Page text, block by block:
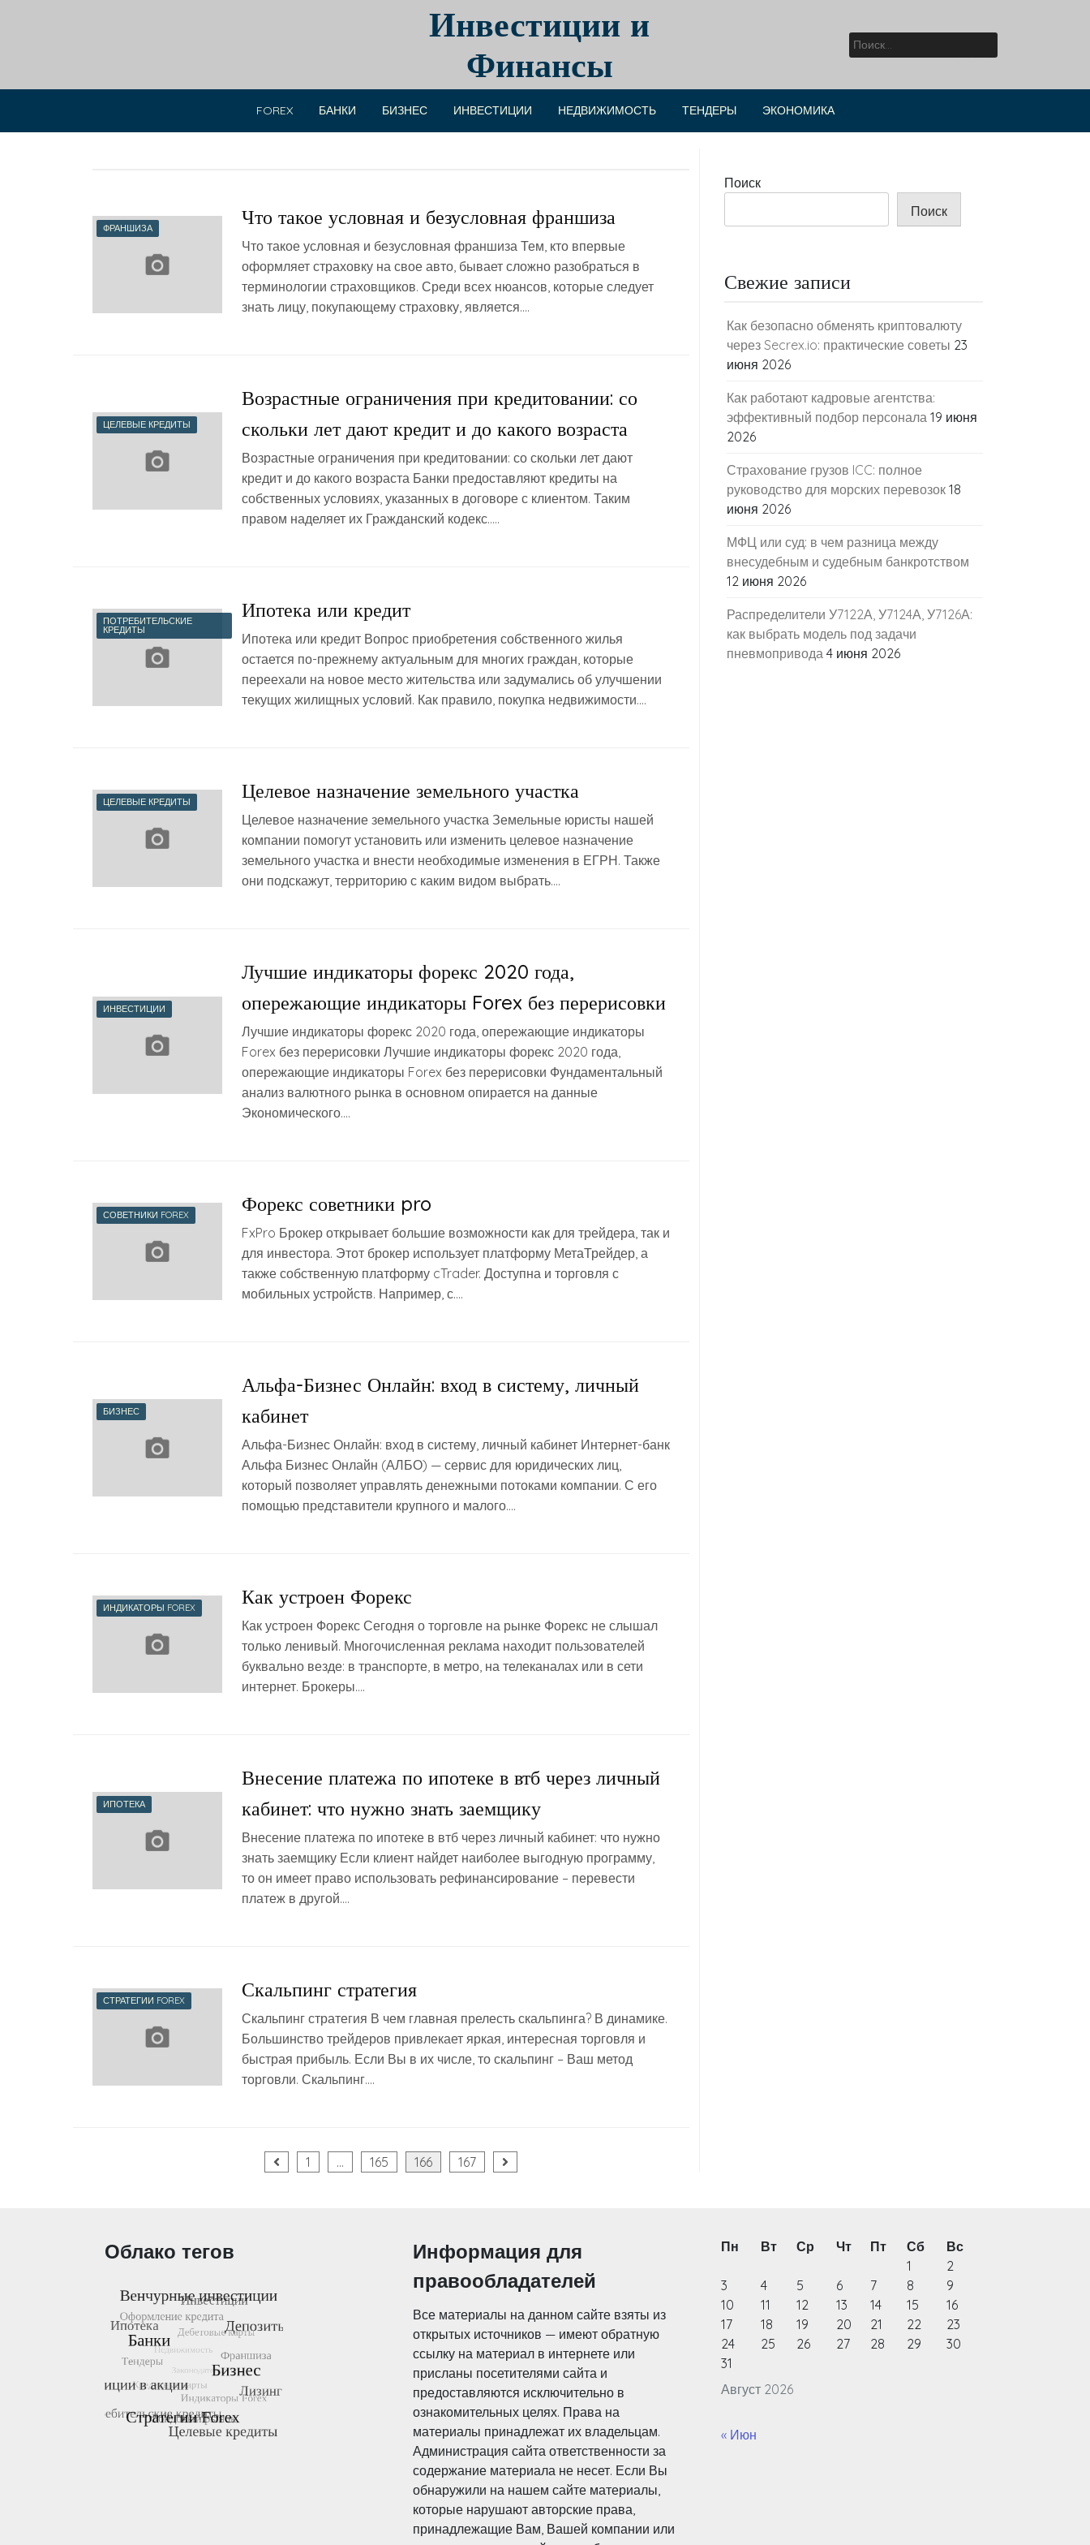
Инвестиции и
Финансы
Найти:
FOREX БАНКИ БИЗНЕС ИНВЕСТИЦИИ НЕДВИЖИМОСТЬ ТЕНДЕРЫ ЭКОНОМИКА
ФРАНШИЗА Что такое условная и безусловная франшиза
Что такое условная и безусловная франшиза Тем, кто впервые
оформляет страховку на свое авто, бывает сложно разобраться в
терминологии страховщиков. Среди всех нюансов, которые следует
знать лицу, покупающему страховку, является….
ЦЕЛЕВЫЕ КРЕДИТЫ
Возрастные ограничения при кредитовании: со
скольки лет дают кредит и до какого возраста
Возрастные ограничения при кредитовании: со скольки лет дают
кредит и до какого возраста Банки предоставляют кредиты на
собственных условиях, указанных в договоре с клиентом. Таким
правом наделяет их Гражданский кодекс…..
ПОТРЕБИТЕЛЬСКИЕ
КРЕДИТЫ
Ипотека или кредит
Ипотека или кредит Вопрос приобретения собственного жилья
остается по-прежнему актуальным для многих граждан, которые
переехали на новое место жительства или задумались об улучшении
текущих жилищных условий. Как правило, покупка недвижимости….
ЦЕЛЕВЫЕ КРЕДИТЫ Целевое назначение земельного участка
Целевое назначение земельного участка Земельные юристы нашей
компании помогут установить или изменить целевое назначение
земельного участка и внести необходимые изменения в ЕГРН. Также
они подскажут, территорию с каким видом выбрать….
ИНВЕСТИЦИИ
Лучшие индикаторы форекс 2020 года,
опережающие индикаторы Forex без перерисовки
Лучшие индикаторы форекс 2020 года, опережающие индикаторы
Forex без перерисовки Лучшие индикаторы форекс 2020 года,
опережающие индикаторы Forex без перерисовки Фундаментальный
анализ валютного рынка в основном опирается на данные
Экономического….
СОВЕТНИКИ FOREX Форекс советники pro
FxPro Брокер открывает большие возможности как для трейдера, так и
для инвестора. Этот брокер использует платформу МетаТрейдер, а
также собственную платформу cTrader. Доступна и торговля с
мобильных устройств. Например, с….
БИЗНЕС
Альфа-Бизнес Онлайн: вход в систему, личный
кабинет
Альфа-Бизнес Онлайн: вход в систему, личный кабинет Интернет-банк
Альфа Бизнес Онлайн (АЛБО) — сервис для юридических лиц,
который позволяет управлять денежными потоками компании. С его
помощью представители крупного и малого….
ИНДИКАТОРЫ FOREX Как устроен Форекс
Как устроен Форекс Сегодня о торговле на рынке Форекс не слышал
только ленивый. Многочисленная реклама находит пользователей
буквально везде: в транспорте, в метро, на телеканалах или в сети
интернет. Брокеры….
ИПОТЕКА
Внесение платежа по ипотеке в втб через личный
кабинет: что нужно знать заемщику
Внесение платежа по ипотеке в втб через личный кабинет: что нужно
знать заемщику Если клиент найдет наиболее выгодную программу,
то он имеет право использовать рефинансирование – перевести
платеж в другой….
СТРАТЕГИИ FOREX Скальпинг стратегия
Скальпинг стратегия В чем главная прелесть скальпинга? В динамике.
Большинство трейдеров привлекает яркая, интересная торговля и
быстрая прибыль. Если Вы в их числе, то скальпинг – Ваш метод
торговли. Скальпинг….
1 … 165 166 167
Поиск
Поиск
Свежие записи
Как безопасно обменять криптовалюту
через Secrex.io: практические советы 23
июня 2026
Как работают кадровые агентства:
эффективный подбор персонала 19 июня
2026
Страхование грузов ICC: полное
руководство для морских перевозок 18
июня 2026
МФЦ или суд: в чем разница между
внесудебным и судебным банкротством
12 июня 2026
Распределители У7122А, У7124А, У7126А:
как выбрать модель под задачи
пневмопривода 4 июня 2026
Облако тегов
Информация для
правообладателей
Все материалы на данном сайте взяты из
открытых источников — имеют обратную
ссылку на материал в интернете или
присланы посетителями сайта и
предоставляются исключительно в
ознакомительных целях. Права на
материалы принадлежат их владельцам.
Администрация сайта ответственности за
содержание материала не несет. Если Вы
обнаружили на нашем сайте материалы,
которые нарушают авторские права,
принадлежащие Вам, Вашей компании или
Август 2026
Пн Вт Ср Чт Пт Сб
Вс
1
2
3
4 5 6 7 8
9
10
11 12 13 14 15
16
17
18 19 20 21 22
23
24
25 26 27 28 29
30
31
« Июн